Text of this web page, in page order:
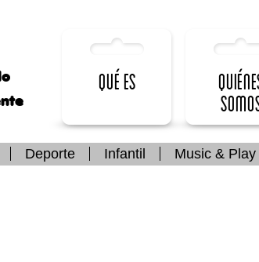
Qué es
Deporte Infantil Music & Play